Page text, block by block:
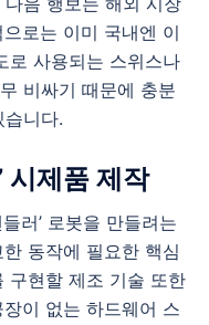
로는 이미 국내엔 이
로 사용되는 스위스나
비싸기 때문에 충분
니다.
시제품제작
러’ 로봇을 만들려는
동작에 필요한 핵심
구현할 제조 기술 또한
이 없는 하드웨어 스